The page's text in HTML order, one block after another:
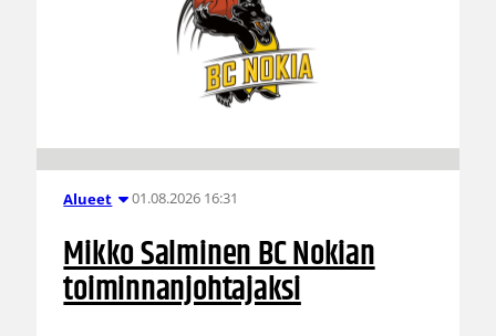
Alueet 01.08.2026 16:31
Mikko Salminen BC Nokian
toiminnanjohtajaksi